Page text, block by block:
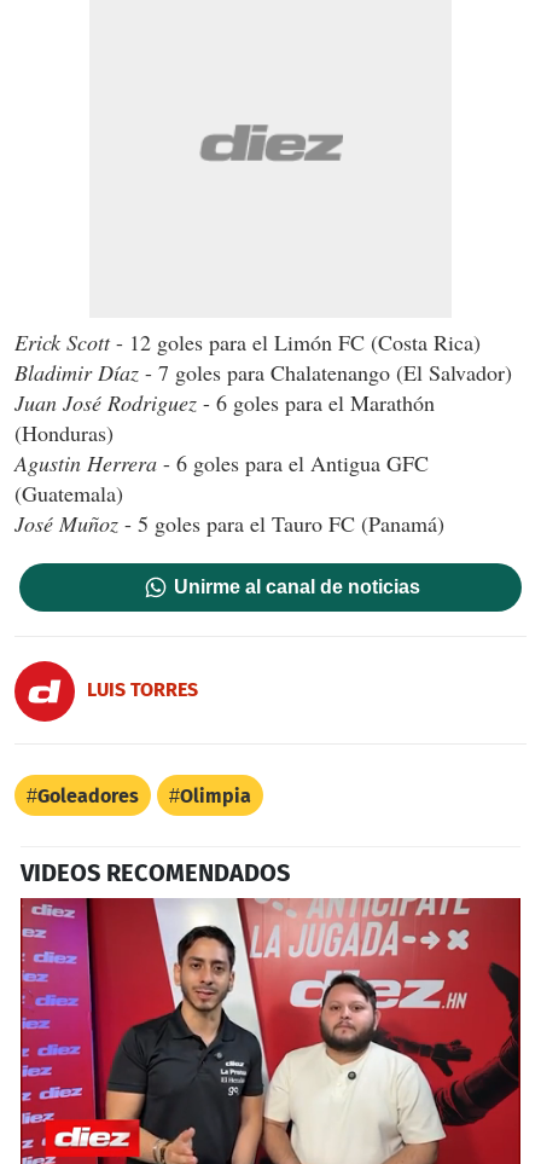
Erick Scott- 12 goles para el Limón FC (Costa Rica)
Bladimir Díaz - 7 goles para Chalatenango (El Salvador)
Juan José Rodriguez - 6 goles para el Marathón
(Honduras)
Agustin Herrera - 6 goles para el Antigua GFC
(Guatemala)
José Muñoz - 5 goles para el Tauro FC (Panamá)
Unirme al canal de noticias
LUIS TORRES
Goleadores Olimpia
VIDEOS RECOMENDADOS